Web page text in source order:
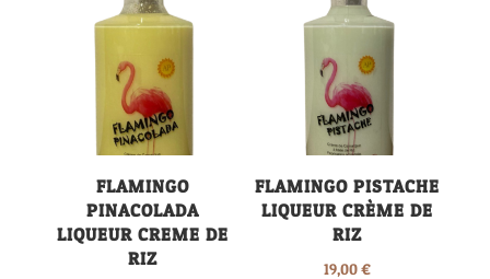
FLAMINGO
PINACOLADA
LIQUEUR CREME DE
RIZ
FLAMINGO PISTACHE
LIQUEUR CRÈME DE
RIZ
19,00€